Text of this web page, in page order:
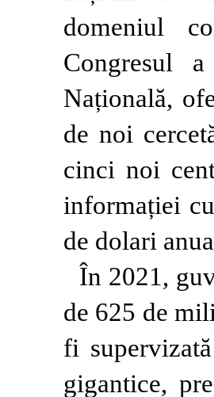
domeniul
Congresul
Națională,
de noi
cinci noi
informației
de dolari
În 2021,
de 625 de
fi
gigantice,